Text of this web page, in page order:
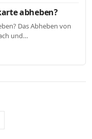
abheben?
Das Abheben von
und…